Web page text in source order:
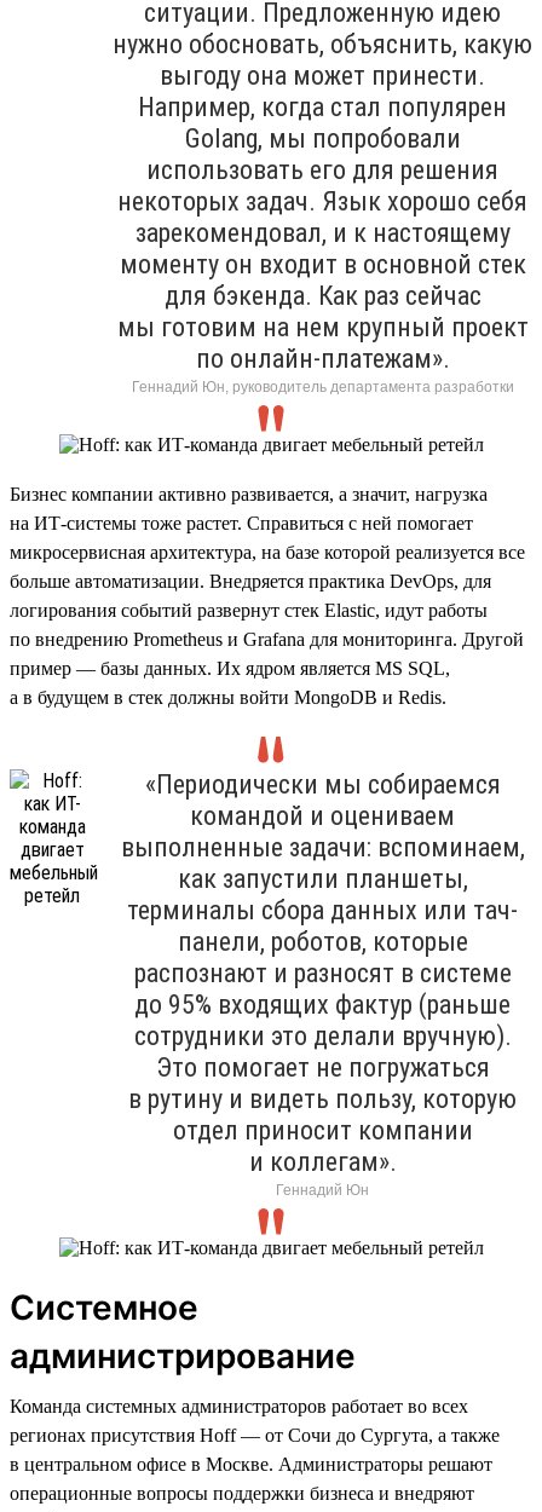
ситуации. Предложенную идею
нужно обосновать, объяснить, какую
выгоду она может принести.
Например, когда стал популярен
Golang, мы попробовали
использовать его для решения
некоторых задач. Язык хорошо себя
зарекомендовал, и к настоящему
моменту он входит в основной стек
для бэкенда. Как раз сейчас
мы готовим на нем крупный проект
по онлайн-платежам».
Геннадий Юн, руководитель департамента разработки
Бизнес компании активно развивается, а значит, нагрузка
на ИТ-системы тоже растет. Справиться с ней помогает
микросервисная архитектура, на базе которой реализуется все
больше автоматизации. Внедряется практика DevOps, для
логирования событий развернут стек Elastic, идут работы
по внедрению Prometheus и Grafana для мониторинга. Другой
пример — базы данных. Их ядром является MS SQL,
а в будущем в стек должны войти MongoDB и Redis.
«Периодически мы собираемся
командой и оцениваем
выполненные задачи: вспоминаем,
как запустили планшеты,
терминалы сбора данных или тач-
панели, роботов, которые
распознают и разносят в системе
до 95% входящих фактур (раньше
сотрудники это делали вручную).
Это помогает не погружаться
в рутину и видеть пользу, которую
отдел приносит компании
и коллегам».
Геннадий Юн
Системное
администрирование
Команда системных администраторов работает во всех
регионах присутствия Hoff — от Сочи до Сургута, а также
в центральном офисе в Москве. Администраторы решают
операционные вопросы поддержки бизнеса и внедряют